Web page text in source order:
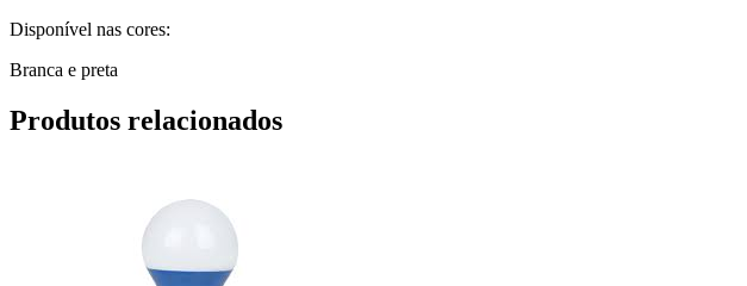
Disponível nas cores:
Branca e preta
Produtos relacionados